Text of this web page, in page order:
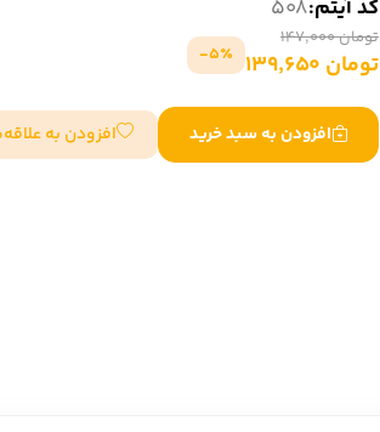
سایر کشورهای اروپا
داستان کوتاه
کد آیتم:508
تومان 147,000
تومان 139,650 5٪-
افزودن به سبد خرید افزودن به